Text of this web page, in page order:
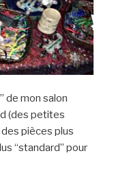
de mon salon
(des petites
pièces plus
“standard” pour